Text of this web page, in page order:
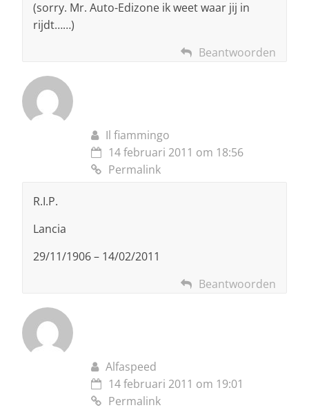
(sorry. Mr. Auto-Edizone ik weet waar jij in
rijdt……)
Beantwoorden
Il fiammingo
14 februari 2011 om 18:56
Permalink
R.I.P.
Lancia
29/11/1906 – 14/02/2011
Beantwoorden
Alfaspeed
14 februari 2011 om 19:01
Permalink